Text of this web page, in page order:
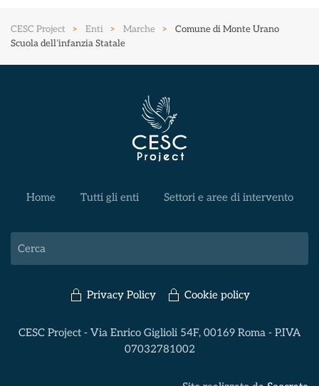
CESC Project Enti Marche
Comune di Monte Urano
Scuola dell’infanzia Statale
Home Tutti gli enti Settori e aree di intervento
Privacy Policy Cookie policy
CESC Project - Via Enrico Giglioli 54F, 00169 Roma - P.IVA
07032781002